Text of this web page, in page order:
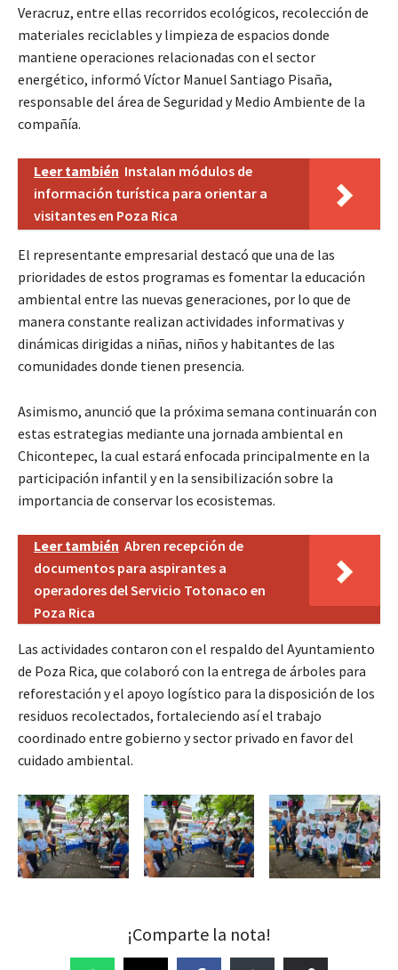
Veracruz, entre ellas recorridos ecológicos, recolección de
materiales reciclables y limpieza de espacios donde
mantiene operaciones relacionadas con el sector
energético, informó Víctor Manuel Santiago Pisaña,
responsable del área de Seguridad y Medio Ambiente de la
compañía.
Leer también Instalan módulos de
información turística para orientar a
visitantes en Poza Rica
El representante empresarial destacó que una de las
prioridades de estos programas es fomentar la educación
ambiental entre las nuevas generaciones, por lo que de
manera constante realizan actividades informativas y
dinámicas dirigidas a niñas, niños y habitantes de las
comunidades donde tienen presencia.
Asimismo, anunció que la próxima semana continuarán con
estas estrategias mediante una jornada ambiental en
Chicontepec, la cual estará enfocada principalmente en la
participación infantil y en la sensibilización sobre la
importancia de conservar los ecosistemas.
Leer también Abren recepción de
documentos para aspirantes a
operadores del Servicio Totonaco en
Poza Rica
Las actividades contaron con el respaldo del Ayuntamiento
de Poza Rica, que colaboró con la entrega de árboles para
reforestación y el apoyo logístico para la disposición de los
residuos recolectados, fortaleciendo así el trabajo
coordinado entre gobierno y sector privado en favor del
cuidado ambiental.
¡Comparte la nota!